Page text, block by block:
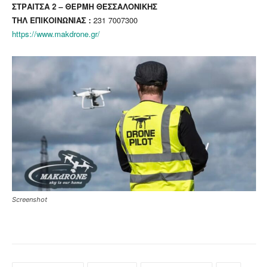
ΣΤΡΑΙΤΣΑ 2 – ΘΕΡΜΗ ΘΕΣΣΑΛΟΝΙΚΗΣ
ΤΗΛ ΕΠΙΚΟΙΝΩΝΙΑΣ : 231 7007300
https://www.makdrone.gr/
Screenshot